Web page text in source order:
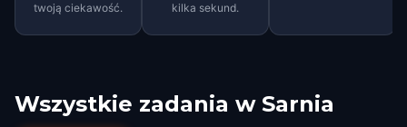
twoją ciekawość.
kilka sekund.
Wszystkie zadania w Sarnia